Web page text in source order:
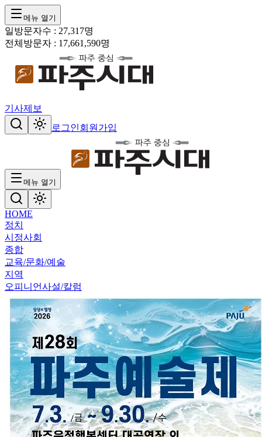
메뉴 열기
일방문자수 : 27,317명
전체방문자 : 17,661,590명
기사제보
로그인회원가입
메뉴 열기
HOME
정치
시정사회
종합
교육/문화/예술
지역
오피니언사설/칼럼